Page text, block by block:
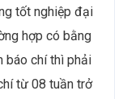
tốt nghiệp đại
hợp có bằng
báo chí thì phải
từ 08 tuần trở